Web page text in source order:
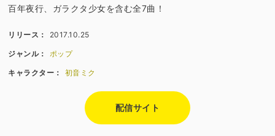
百年夜行、ガラクタ少女を含む全7曲！
リリース： 2017.10.25
ジャンル： ポップ
キャラクター： 初音ミク
配信サイト